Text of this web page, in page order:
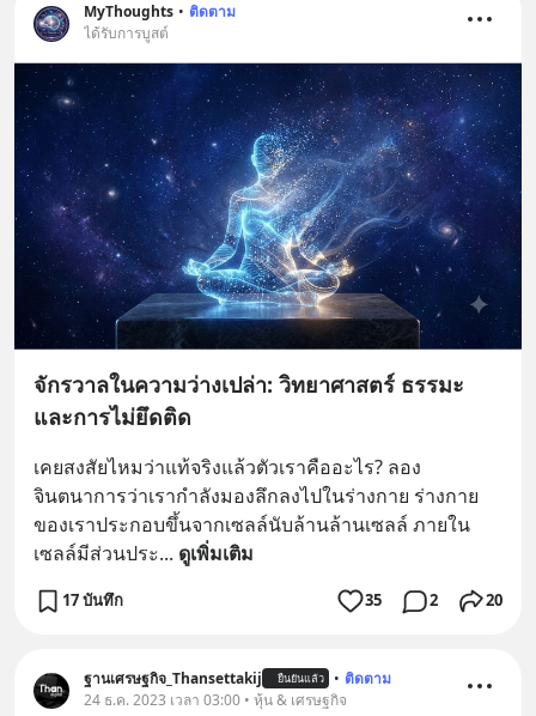
MyThoughts • ติดตาม
ได้รับการบูสต์
จักรวาลในความว่างเปล่า: วิทยาศาสตร์ ธรรมะ
และการไม่ยึดติด
เคยสงสัยไหมว่าแท้จริงแล้วตัวเราคืออะไร? ลอง
จินตนาการว่าเรากำลังมองลึกลงไปในร่างกาย ร่างกาย
ของเราประกอบขึ้นจากเซลล์นับล้านล้านเซลล์ ภายใน
เซลล์มีส่วนประ... ดูเพิ่มเติม
17 บันทึก 35 2 20
ฐานเศรษฐกิจ_Thansettakij ยืนยันแล้ว • ติดตาม
24 ธ.ค. 2023 เวลา 03:00 • หุ้น & เศรษฐกิจ